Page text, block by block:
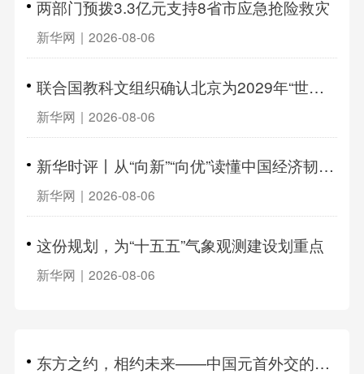
两部门预拨3.3亿元支持8省市应急抢险救灾
新华网 | 2026-08-06
联合国教科文组织确认北京为2029年“世界建筑之都”
新华网 | 2026-08-06
新华时评丨从“向新”“向优”读懂中国经济韧性活力
新华网 | 2026-08-06
这份规划，为“十五五”气象观测建设划重点
新华网 | 2026-08-06
东方之约，相约未来——中国元首外交的世界情怀与大国气派